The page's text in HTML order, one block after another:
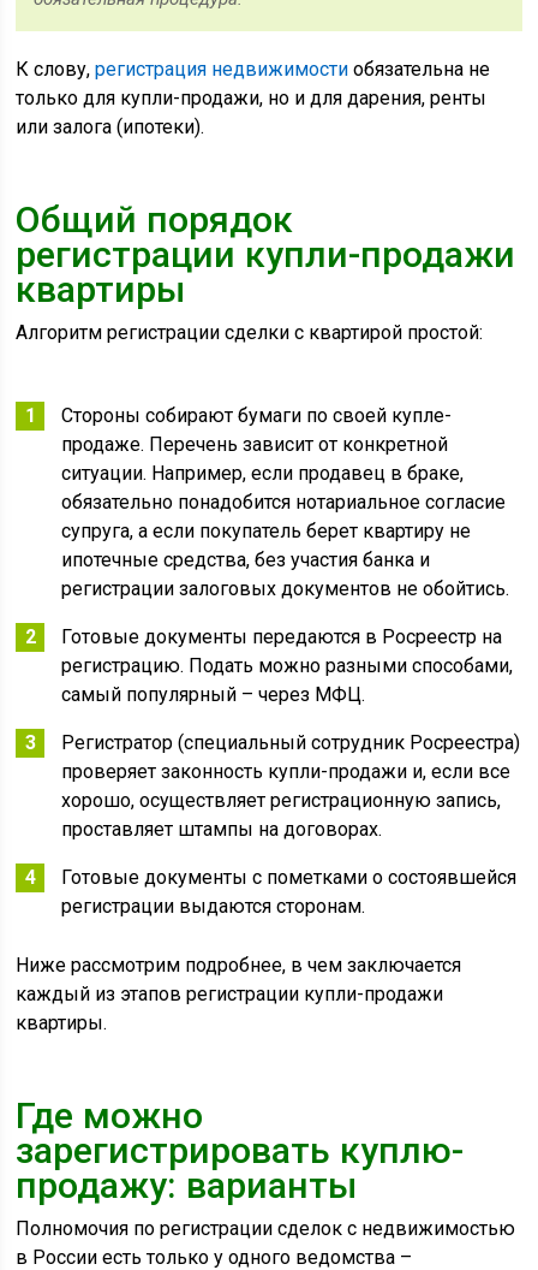
К слову,регистрация недвижимости обязательна не
только для купли-продажи, но и для дарения, ренты
или залога (ипотеки).
Общий порядок
регистрации купли-продажи
квартиры
Алгоритм регистрации сделки с квартирой простой:
Стороны собирают бумаги по своей купле-
продаже. Перечень зависит от конкретной
ситуации. Например, если продавец в браке,
обязательно понадобится нотариальное согласие
супруга, а если покупатель берет квартиру не
ипотечные средства, без участия банка и
регистрации залоговых документов не обойтись.
Готовые документы передаются в Росреестр на
регистрацию. Подать можно разными способами,
самый популярный – через МФЦ.
Регистратор (специальный сотрудник Росреестра)
проверяет законность купли-продажи и, если все
хорошо, осуществляет регистрационную запись,
проставляет штампы на договорах.
Готовые документы с пометками о состоявшейся
регистрации выдаются сторонам.
Ниже рассмотрим подробнее, в чем заключается
каждый из этапов регистрации купли-продажи
квартиры.
Где можно
зарегистрировать куплю-
продажу: варианты
Полномочия по регистрации сделок с недвижимостью
в России есть только у одного ведомства –